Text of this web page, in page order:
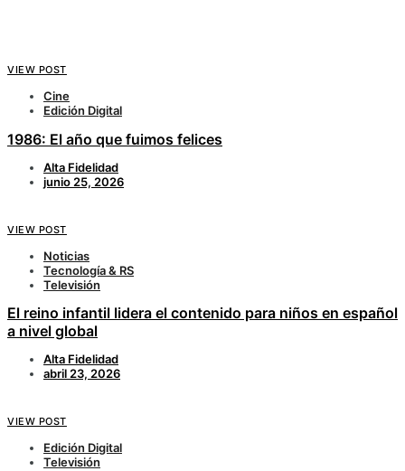
VIEW POST
Cine
Edición Digital
1986: El año que fuimos felices
Alta Fidelidad
junio 25, 2026
VIEW POST
Noticias
Tecnología & RS
Televisión
El reino infantil lidera el contenido para niños en español
a nivel global
Alta Fidelidad
abril 23, 2026
VIEW POST
Edición Digital
Televisión